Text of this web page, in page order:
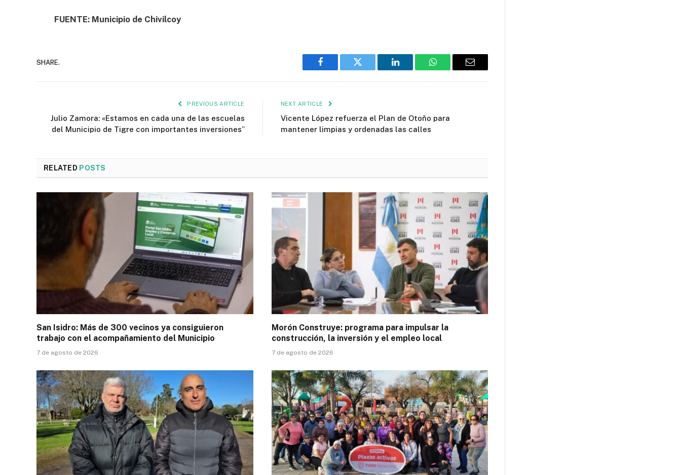
FUENTE: Municipio de Chivilcoy
SHARE.
Facebook Twitter LinkedIn WhatsAppEmail
PREVIOUS ARTICLE
Julio Zamora: «Estamos en cada una de las escuelas
del Municipio de Tigre con importantes inversiones”
NEXT ARTICLE
Vicente López refuerza el Plan de Otoño para
mantener limpias y ordenadas las calles
RELATED POSTS
San Isidro: Más de 300 vecinos ya consiguieron
trabajo con el acompañamiento del Municipio
7 de agosto de 2026
Morón Construye: programa para impulsar la
construcción, la inversión y el empleo local
7 de agosto de 2026